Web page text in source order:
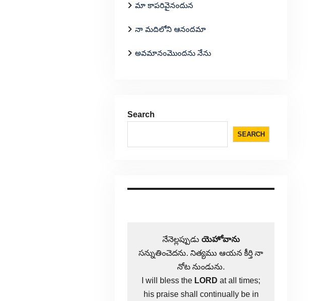
మా కాపరివైనందున
నా మదిలోని ఆనందమా
అవమానంమొందను నేను
Search
SEARCH
నేనెల్లప్పుడు యెహోవాను
సన్నుతించెదను. నిత్యము ఆయన కీర్తి నా
నోట నుండును.
I will bless the LORD at all times;
his praise shall continually be in